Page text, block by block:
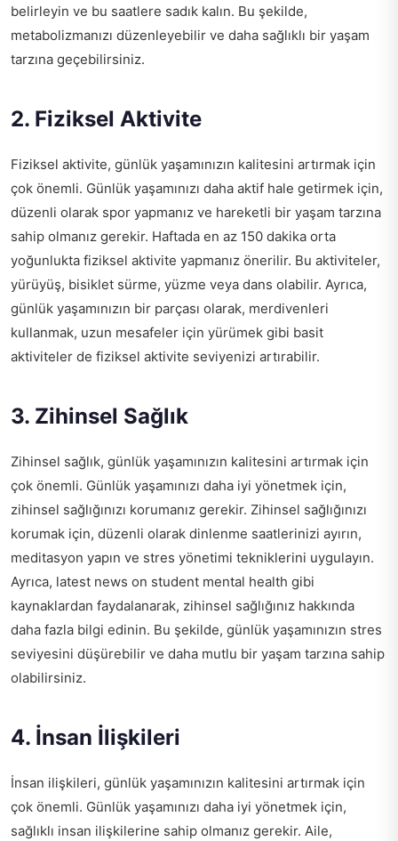
belirleyin ve bu saatlere sadık kalın. Bu şekilde,
metabolizmanızı düzenleyebilir ve daha sağlıklı bir yaşam
tarzına geçebilirsiniz.
2. Fiziksel Aktivite
Fiziksel aktivite, günlük yaşamınızın kalitesini artırmak için
çok önemli. Günlük yaşamınızı daha aktif hale getirmek için,
düzenli olarak spor yapmanız ve hareketli bir yaşam tarzına
sahip olmanız gerekir. Haftada en az 150 dakika orta
yoğunlukta fiziksel aktivite yapmanız önerilir. Bu aktiviteler,
yürüyüş, bisiklet sürme, yüzme veya dans olabilir. Ayrıca,
günlük yaşamınızın bir parçası olarak, merdivenleri
kullanmak, uzun mesafeler için yürümek gibi basit
aktiviteler de fiziksel aktivite seviyenizi artırabilir.
3. Zihinsel Sağlık
Zihinsel sağlık, günlük yaşamınızın kalitesini artırmak için
çok önemli. Günlük yaşamınızı daha iyi yönetmek için,
zihinsel sağlığınızı korumanız gerekir. Zihinsel sağlığınızı
korumak için, düzenli olarak dinlenme saatlerinizi ayırın,
meditasyon yapın ve stres yönetimi tekniklerini uygulayın.
Ayrıca, latest news on student mental health gibi
kaynaklardan faydalanarak, zihinsel sağlığınız hakkında
daha fazla bilgi edinin. Bu şekilde, günlük yaşamınızın stres
seviyesini düşürebilir ve daha mutlu bir yaşam tarzına sahip
olabilirsiniz.
4. İnsan İlişkileri
İnsan ilişkileri, günlük yaşamınızın kalitesini artırmak için
çok önemli. Günlük yaşamınızı daha iyi yönetmek için,
sağlıklı insan ilişkilerine sahip olmanız gerekir. Aile,